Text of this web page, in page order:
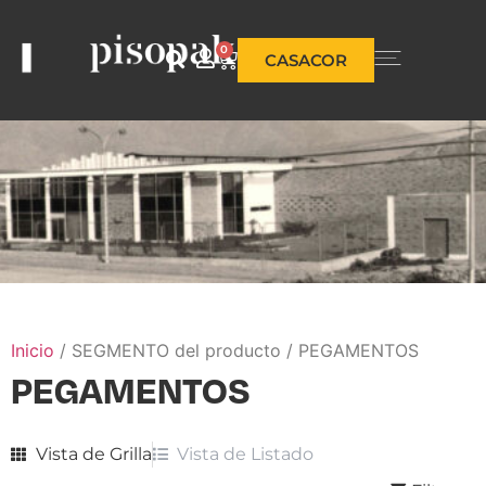
0
CASACOR
Inicio / SEGMENTO del producto / PEGAMENTOS
PEGAMENTOS
Vista de Grilla
Vista de Listado